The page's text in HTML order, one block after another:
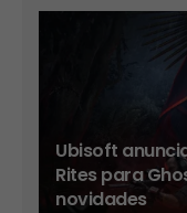
Ubisoft
Rites para
novidades